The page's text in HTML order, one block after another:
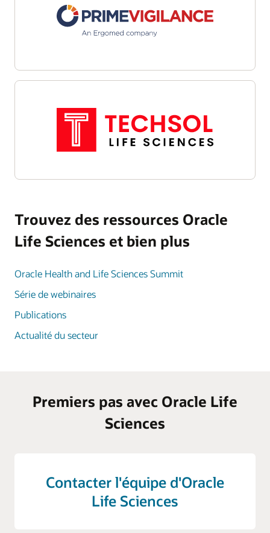
Trouvez des ressources Oracle
Life Sciences et bien plus
Oracle Health and Life Sciences Summit
Série de webinaires
Publications
Actualité du secteur
Premiers pas avec Oracle Life
Sciences
Contacter l'équipe d'Oracle
Life Sciences